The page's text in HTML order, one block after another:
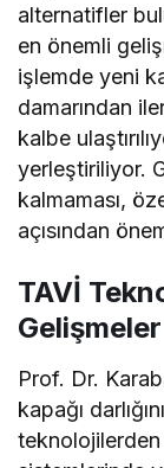
alternatifler
en önemli
işlemde yeni
damarından
kalbe
yerleştiriliyor.
kalmaması,
açısından
TAVİ
Prof. Dr.
kapağı
teknolojilerden